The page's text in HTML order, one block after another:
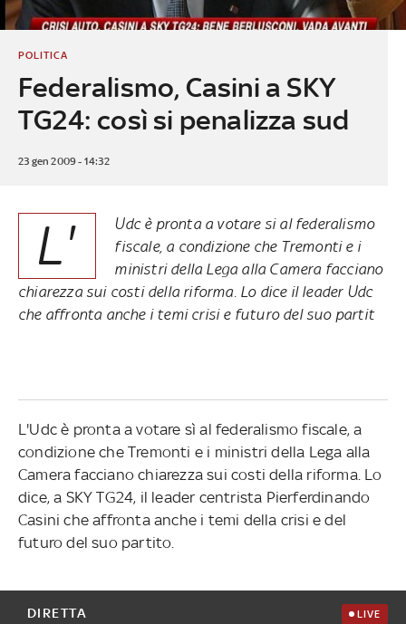
Federalismo, Casini a SKY
TG24: così si penalizza sud
POLITICA
23 gen 2009 - 14:32
L'
Udc è pronta a votare si al federalismo
fiscale, a condizione che Tremonti e i
ministri della Lega alla Camera facciano
chiarezza sui costi della riforma. Lo dice il leader Udc
che affronta anche i temi crisi e futuro del suo partit
L'Udc è pronta a votare sì al federalismo fiscale, a
condizione che Tremonti e i ministri della Lega alla
Camera facciano chiarezza sui costi della riforma. Lo
dice, a SKY TG24, il leader centrista Pierferdinando
Casini che affronta anche i temi della crisi e del
futuro del suo partito.
DIRETTA LIVE